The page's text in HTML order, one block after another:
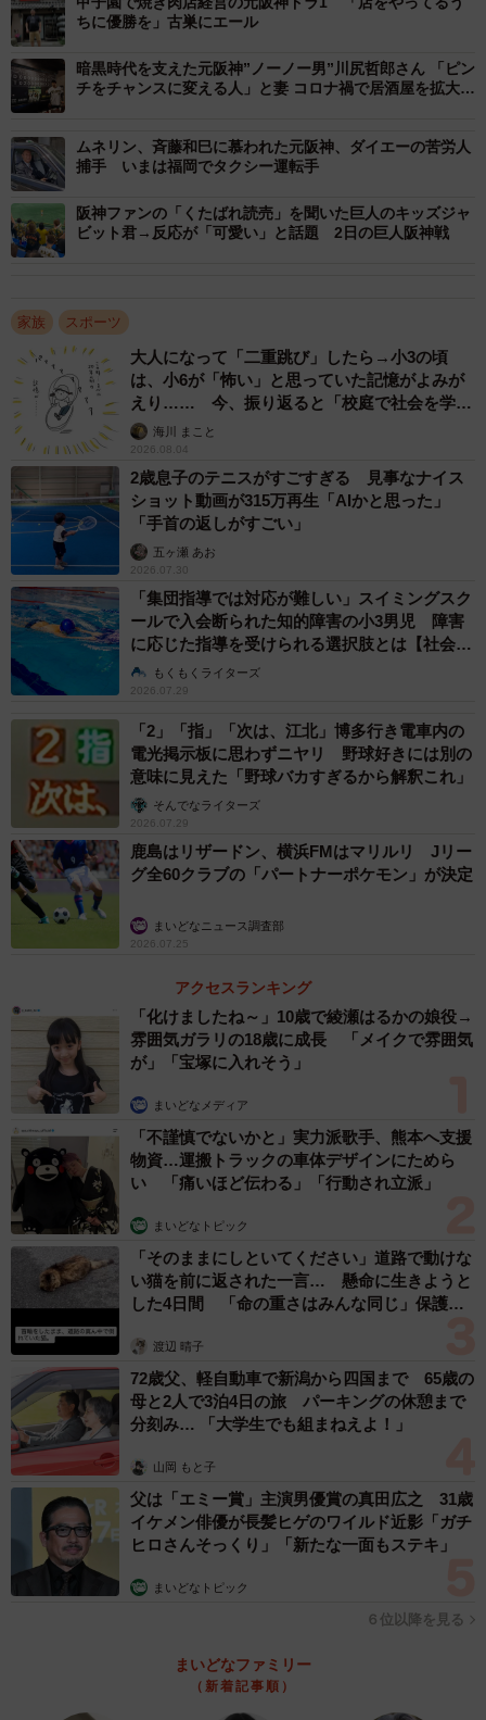
を見届けて以来の熱烈なファンというランディ・バース選
手の「44」のユニホームを6年前に新調。就職し結婚し、自
分の影響か野球少年に育った子どもも独立。「85年はあれ
よあれよといううちに優勝してしまった。今回は待ちわび
た分、しみじみと実感が湧きますね」と年月を振り返っ
た。
デイリースポーツの号外を手にするファン＝東京・新橋駅前（撮影・
佐々木彰尚）
■暗黒時代を知るからこそ…
大阪市の長田裕美さん（49）が着続けるのは、桧山進次
郎さんの「24」2003年リーグ優勝時の記念ユニフォーム
だ。新庄・亀山、守護神田村らを擁して優勝まであと一歩
に迫りながら失速した1992年にルーキーとして初出場。栄
た。「92年の悔しさも、暗黒時代からの2003年の喜び…。
今日は絶対桧山で迎えたかった。何度も何度も、期待して
はあかんくて…。85年は小学生。やっとやっと、日本一の
胴上げを見られました」と喜びを爆発させた。
2005年の鉄壁のリリーフ陣「JFK」の一角、ジェフ・ウ
イリアムス選手の「54」を着た千葉市の西塔友紀子さん
（49）は「野球全く知らなかったんですけど、夫に連れら
れて観に行くうちにジェフのファンになっちゃいました。
2005年に日本シリーズで負けた悔しさが原点」。“布教”し
た夫の英典さん（57）は第6戦の掛布雅之選手の「31」か
ら、米大リーグ・アスレチックス時代の藤浪晋太郎投手の
ユニフォームに着替え、胴上げを見届けた。「38年、自分
の中では田淵のホームランの弾道が忘れられない。これま
での選手もみんな思いは一緒。本当に良かった、ありがと
う、ありがとう!!」と感極まった。
◇ ◇
京セラドーム大阪には他にも、真弓、和田、江草、鳥
谷、藤川、糸井…ら、この38年を彩った数々の名選手や、
亡き横田慎太郎さんのユニホーム姿の人たちも。ファン一
人一人が、忘れられない選手と過ごした年月の思い出とと
もに六甲おろしを歌い、目を真っ赤にして喜びを爆発させ
ていました。ああ、本当に、日本一になったんだ…！
ちに優勝を」古巣にエール
暗黒時代を支えた元阪神”ノーノー男”川尻哲郎さん 「ピン
チをチャンスに変える人」と妻 コロナ禍で居酒屋を拡大移
ムネリン、斉藤和巳に慕われた元阪神、ダイエーの苦労人
捕手 いまは福岡でタクシー運転手
阪神ファンの「くたばれ読売」を聞いた巨人のキッズジャ
ビット君→反応が「可愛い」と話題 2日の巨人阪神戦
家族 スポーツ
大人になって「二重跳び」したら→小3の頃
は、小6が「怖い」と思っていた記憶がよみが
えり…… 今、振り返ると「校庭で社会を学ん
でいった」【漫画】
海川 まこと
2026.08.04
2歳息子のテニスがすごすぎる 見事なナイス
ショット動画が315万再生「AIかと思った」
「手首の返しがすごい」
五ヶ瀬 あお
2026.07.30
「集団指導では対応が難しい」スイミングスク
ールで入会断られた知的障害の小3男児 障害
に応じた指導を受けられる選択肢とは【社会福
祉士が解説】
もくもくライターズ
2026.07.29
「2」「指」「次は、江北」博多行き電車内の
電光掲示板に思わずニヤリ 野球好きには別の
意味に見えた「野球バカすぎるから解釈これ」
そんでなライターズ
2026.07.29
鹿島はリザードン、横浜FMはマリルリ Jリー
グ全60クラブの「パートナーポケモン」が決定
まいどなニュース調査部
2026.07.25
アクセスランキング
「化けましたね～」10歳で綾瀬はるかの娘役→
雰囲気ガラリの18歳に成長 「メイクで雰囲気
が」「宝塚に入れそう」
まいどなメディア
「不謹慎でないかと」実力派歌手、熊本へ支援
物資…運搬トラックの車体デザインにためら
い 「痛いほど伝わる」「行動され立派」
まいどなトピック
「そのままにしといてください」道路で動けな
い猫を前に返された一言… 懸命に生きようと
した4日間 「命の重さはみんな同じ」保護団
渡辺 晴子
72歳父、軽自動車で新潟から四国まで 65歳の
母と2人で3泊4日の旅 パーキングの休憩まで
分刻み… 「大学生でも組まねえよ！」
山岡 もと子
父は「エミー賞」主演男優賞の真田広之 31歳
イケメン俳優が長髪ヒゲのワイルド近影「ガチ
ヒロさんそっくり」「新たな一面もステキ」
まいどなトピック
６位以降を見る
まいどなファミリー
（新着記事順）